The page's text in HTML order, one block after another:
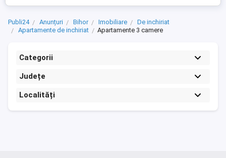
Publi24 Anunțuri Bihor Imobiliare
De inchiriat
Apartamente de inchiriat
Apartamente 3 camere
Categorii
Județe
Localități